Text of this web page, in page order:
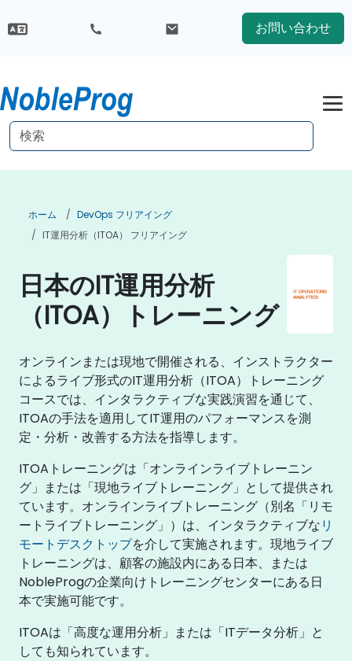
お問い合わせ
ホーム
DevOps フリアイング
IT運用分析（ITOA） フリアイング
日本のIT運用分析
（ITOA）トレーニング
オンラインまたは現地で開催される、インストラクター
によるライブ形式のIT運用分析（ITOA）トレーニング
コースでは、インタラクティブな実践演習を通じて、
ITOAの手法を適用してIT運用のパフォーマンスを測
定・分析・改善する方法を指導します。
ITOAトレーニングは「オンラインライブトレーニン
グ」または「現地ライブトレーニング」として提供され
ています。オンラインライブトレーニング（別名「リモ
ートライブトレーニング」）は、インタラクティブなリ
モートデスクトップを介して実施されます。現地ライブ
トレーニングは、顧客の施設内にある日本、または
NobleProgの企業向けトレーニングセンターにある日
本で実施可能です。
ITOAは「高度な運用分析」または「ITデータ分析」と
しても知られています。